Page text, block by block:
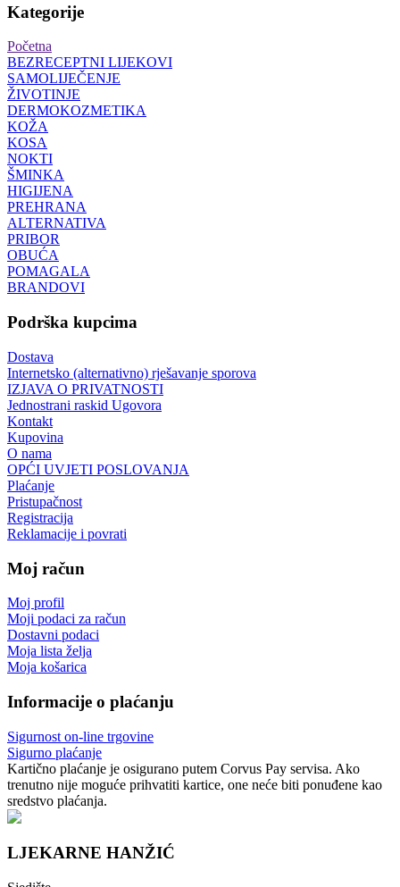
Kategorije
Početna
BEZRECEPTNI LIJEKOVI
SAMOLIJEČENJE
ŽIVOTINJE
DERMOKOZMETIKA
KOŽA
KOSA
NOKTI
ŠMINKA
HIGIJENA
PREHRANA
ALTERNATIVA
PRIBOR
OBUĆA
POMAGALA
BRANDOVI
Podrška kupcima
Dostava
Internetsko (alternativno) rješavanje sporova
IZJAVA O PRIVATNOSTI
Jednostrani raskid Ugovora
Kontakt
Kupovina
O nama
OPĆI UVJETI POSLOVANJA
Plaćanje
Pristupačnost
Registracija
Reklamacije i povrati
Moj račun
Moj profil
Moji podaci za račun
Dostavni podaci
Moja lista želja
Moja košarica
Informacije o plaćanju
Sigurnost on-line trgovine
Sigurno plaćanje
Kartično plaćanje je osigurano putem Corvus Pay servisa. Ako
trenutno nije moguće prihvatiti kartice, one neće biti ponuđene kao
sredstvo plaćanja.
LJEKARNE HANŽIĆ